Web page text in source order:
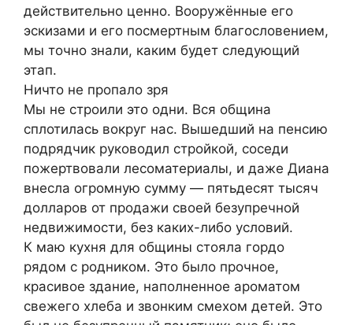
действительно ценно. Вооружённые его
эскизами и его посмертным благословением,
мы точно знали, каким будет следующий
этап.
Ничто не пропало зря
Мы не строили это одни. Вся община
сплотилась вокруг нас. Вышедший на пенсию
подрядчик руководил стройкой, соседи
пожертвовали лесоматериалы, и даже Диана
внесла огромную сумму — пятьдесят тысяч
долларов от продажи своей безупречной
недвижимости, без каких-либо условий.
К маю кухня для общины стояла гордо
рядом с родником. Это было прочное,
красивое здание, наполненное ароматом
свежего хлеба и звонким смехом детей. Это